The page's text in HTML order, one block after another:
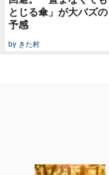
とじる傘」が大バズの
予感
by きた村